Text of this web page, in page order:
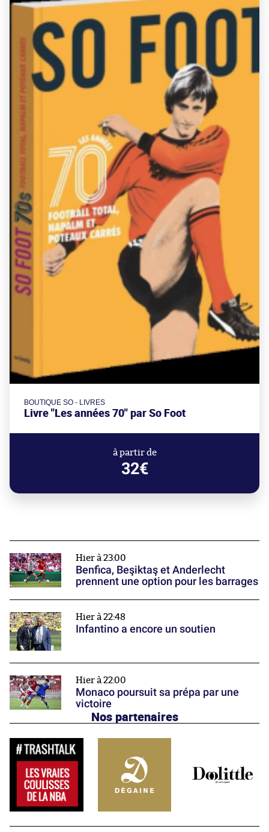
BOUTIQUE SO - LIVRES
Livre "Les années 70" par So Foot
à partir de
32€
Hier à 23:00
Benfica, Beşiktaş et Anderlecht
prennent une option pour les barrages
Hier à 22:48
Infantino a encore un soutien
Hier à 22:00
Monaco poursuit sa prépa par une
victoire
Nos partenaires